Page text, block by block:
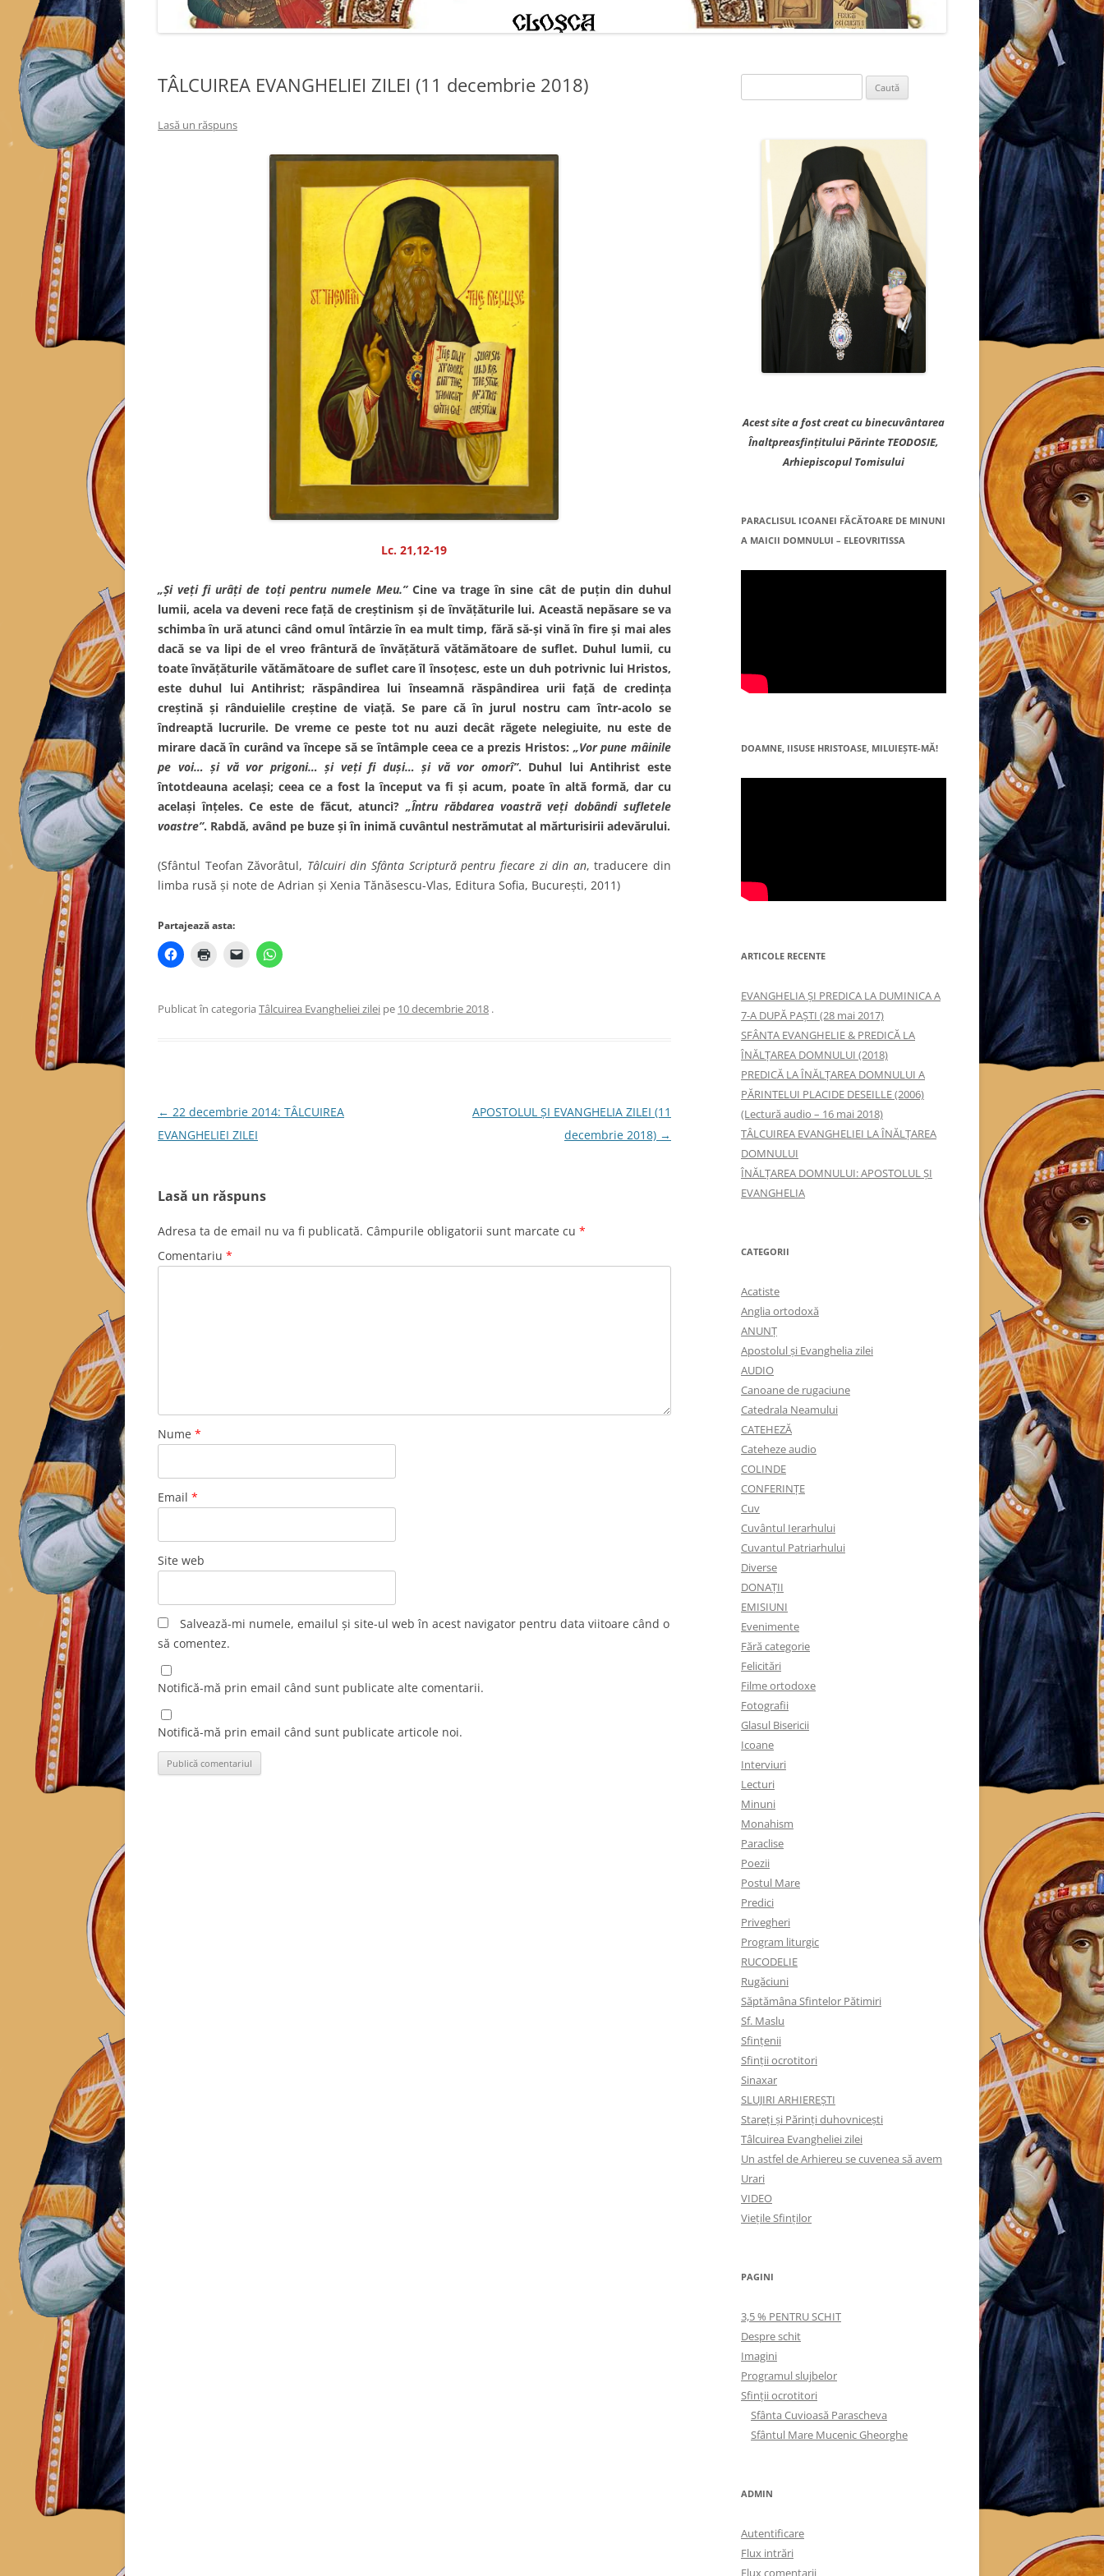
TÂLCUIREA EVANGHELIEI ZILEI (11 decembrie 2018)
Lasă un răspuns
Lc. 21,12-19
„Şi veţi fi urâţi de toţi pentru numele Meu.”Cine va trage în sine cât de puţin din duhul
lumii, acela va deveni rece faţă de creştinism şi de învăţăturile lui. Această nepăsare se va
schimba în ură atunci când omul întârzie în ea mult timp, fără să-şi vină în fire şi mai ales
dacă se va lipi de el vreo frântură de învăţătură vătămătoare de suflet. Duhul lumii, cu
toate învăţăturile vătămătoare de suflet care îl însoţesc, este un duh potrivnic lui Hristos,
este duhul lui Antihrist; răspândirea lui înseamnă răspândirea urii faţă de credinţa
creştină şi rânduielile creştine de viaţă. Se pare că în jurul nostru cam într-acolo se
îndreaptă lucrurile. De vreme ce peste tot nu auzi decât răgete nelegiuite, nu este de
mirare dacă în curând va începe să se întâmple ceea ce a prezis Hristos: „Vor pune mâinile
pe voi… şi vă vor prigoni… şi veţi fi duşi… şi vă vor omorî”. Duhul lui Antihrist este
întotdeauna acelaşi; ceea ce a fost la început va fi şi acum, poate în altă formă, dar cu
acelaşi înţeles. Ce este de făcut, atunci?„Întru răbdarea voastră veţi dobândi sufletele
voastre”. Rabdă, având pe buze şi în inimă cuvântul nestrămutat al mărturisirii adevărului.
(Sfântul Teofan Zăvorâtul, Tâlcuiri din Sfânta Scriptură pentru fiecare zi din an, traducere din
limba rusă și note de Adrian și Xenia Tănăsescu-Vlas, Editura Sofia, București, 2011)
Partajează asta:
Publicat în categoria Tâlcuirea Evangheliei zilei pe 10 decembrie 2018 .
Navigare
în
← 22 decembrie 2014: TÂLCUIREA
EVANGHELIEI ZILEI
APOSTOLUL ȘI EVANGHELIA ZILEI (11
decembrie 2018) →
Lasă un răspuns
Adresa ta de email nu va fi publicată. Câmpurile obligatorii sunt marcate cu *
Comentariu *
Nume *
Email *
Site web
Salvează-mi numele, emailul și site-ul web în acest navigator pentru data viitoare când o
să comentez.
Notifică-mă prin email când sunt publicate alte comentarii.
Notifică-mă prin email când sunt publicate articole noi.
după:
Acest site a fost creat cu binecuvântarea
Înaltpreasfințitului Părinte TEODOSIE,
Arhiepiscopul Tomisului
PARACLISUL ICOANEI FĂCĂTOARE DE MINUNI
A MAICII DOMNULUI – ELEOVRITISSA
DOAMNE, IISUSE HRISTOASE, MILUIEŞTE-MĂ!
ARTICOLE RECENTE
EVANGHELIA ȘI PREDICA LA DUMINICA A
7-A DUPĂ PAȘTI (28 mai 2017)
SFÂNTA EVANGHELIE & PREDICĂ LA
ÎNĂLŢAREA DOMNULUI (2018)
PREDICĂ LA ÎNĂLŢAREA DOMNULUI A
PĂRINTELUI PLACIDE DESEILLE (2006)
(Lectură audio – 16 mai 2018)
TÂLCUIREA EVANGHELIEI LA ÎNĂLŢAREA
DOMNULUI
ÎNĂLŢAREA DOMNULUI: APOSTOLUL ȘI
EVANGHELIA
CATEGORII
Acatiste
Anglia ortodoxă
ANUNŢ
Apostolul şi Evanghelia zilei
AUDIO
Canoane de rugaciune
Catedrala Neamului
CATEHEZĂ
Cateheze audio
COLINDE
CONFERINȚE
Cuv
Cuvântul Ierarhului
Cuvantul Patriarhului
Diverse
DONAȚII
EMISIUNI
Evenimente
Fără categorie
Felicitări
Filme ortodoxe
Fotografii
Glasul Bisericii
Icoane
Interviuri
Lecturi
Minuni
Monahism
Paraclise
Poezii
Postul Mare
Predici
Privegheri
Program liturgic
RUCODELIE
Rugăciuni
Săptămâna Sfintelor Pătimiri
Sf. Maslu
Sfințenii
Sfinții ocrotitori
Sinaxar
SLUJIRI ARHIEREȘTI
Stareți și Părinți duhovnicești
Tâlcuirea Evangheliei zilei
Un astfel de Arhiereu se cuvenea să avem
Urari
VIDEO
Viețile Sfinților
PAGINI
3,5 % PENTRU SCHIT
Despre schit
Imagini
Programul slujbelor
Sfinţii ocrotitori
Sfânta Cuvioasă Parascheva
Sfântul Mare Mucenic Gheorghe
ADMIN
Autentificare
Flux intrări
Flux comentarii